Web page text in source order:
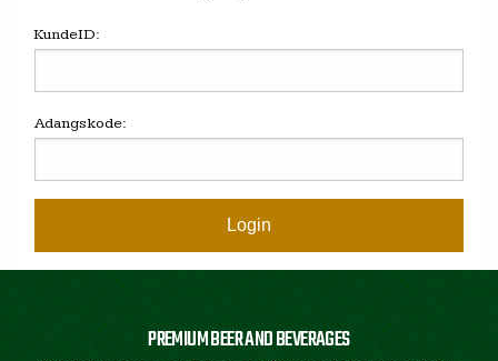
KundeID:
Adangskode:
Login
PREMIUM BEER AND BEVERAGES